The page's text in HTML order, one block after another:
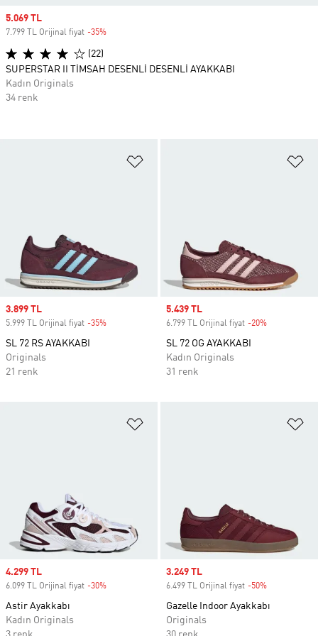
Sale price
3.899 TL
5.999 TL Orijinal fiyat -35%
SL 72 RS AYAKKABI
Originals
21 renk
Sale price
5.439 TL
6.799 TL Orijinal fiyat -20%
SL 72 OG AYAKKABI
Kadın Originals
31 renk
Sale price
4.299 TL
6.099 TL Orijinal fiyat -30%
Astir Ayakkabı
Kadın Originals
Sale price
3.249 TL
6.499 TL Orijinal fiyat -50%
Gazelle Indoor Ayakkabı
Originals
Sale price
5.069 TL
7.799 TL Orijinal fiyat -35%
(22)
SUPERSTAR II TİMSAH DESENLİ DESENLİ AYAKKABI
Kadın Originals
34 renk